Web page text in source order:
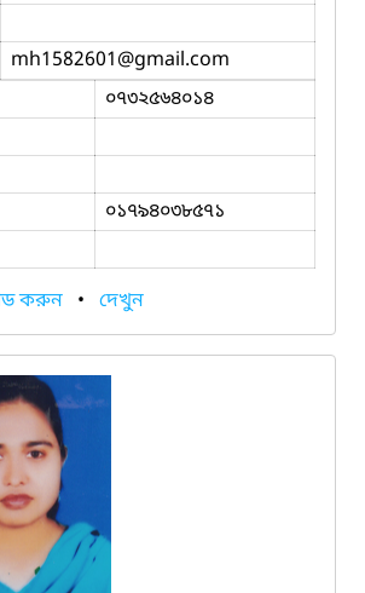
mh1582601@gmail.com
০৭৩২৫৬৪০১৪
০১৭৯৪০৩৮৫৭১
করুন • দেখুন